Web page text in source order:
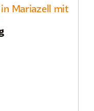
Mariazell mit